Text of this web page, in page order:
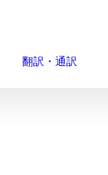
翻訳・通訳